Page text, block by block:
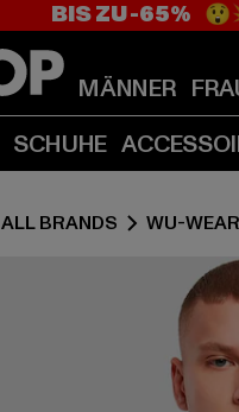
BIS ZU -65%
MÄNNER
SCHUHE
ALL BRANDS WU-WEAR